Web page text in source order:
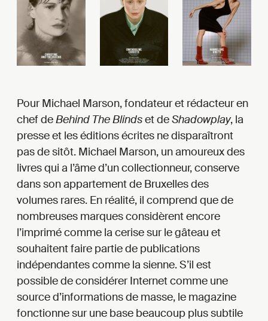
Pour Michael Marson, fondateur et rédacteur en
chef deBehind The Blindset deShadowplay, la
presse et les éditions écrites ne disparaîtront
pas de sitôt. Michael Marson, un amoureux des
livres qui a l’âme d’un collectionneur, conserve
dans son appartement de Bruxelles des
volumes rares. En réalité, il comprend que de
nombreuses marques considèrent encore
l’imprimé comme la cerise sur le gâteau et
souhaitent faire partie de publications
indépendantes comme la sienne. S’il est
possible de considérer Internet comme une
source d’informations de masse, le magazine
fonctionne sur une base beaucoup plus subtile